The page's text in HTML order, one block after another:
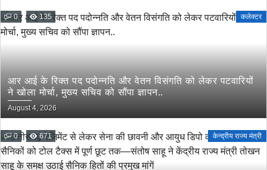
0 135 कलेक्टर
आर आई के रिक्त पद पदोन्नति और वेतन विसंगति को लेकर पटवारियों
ने खोला मोर्चा, मुख्य सचिव को सौंपा ज्ञापन..
August 4, 2026
0 671 केन्द्रीय राज्य मंत्री